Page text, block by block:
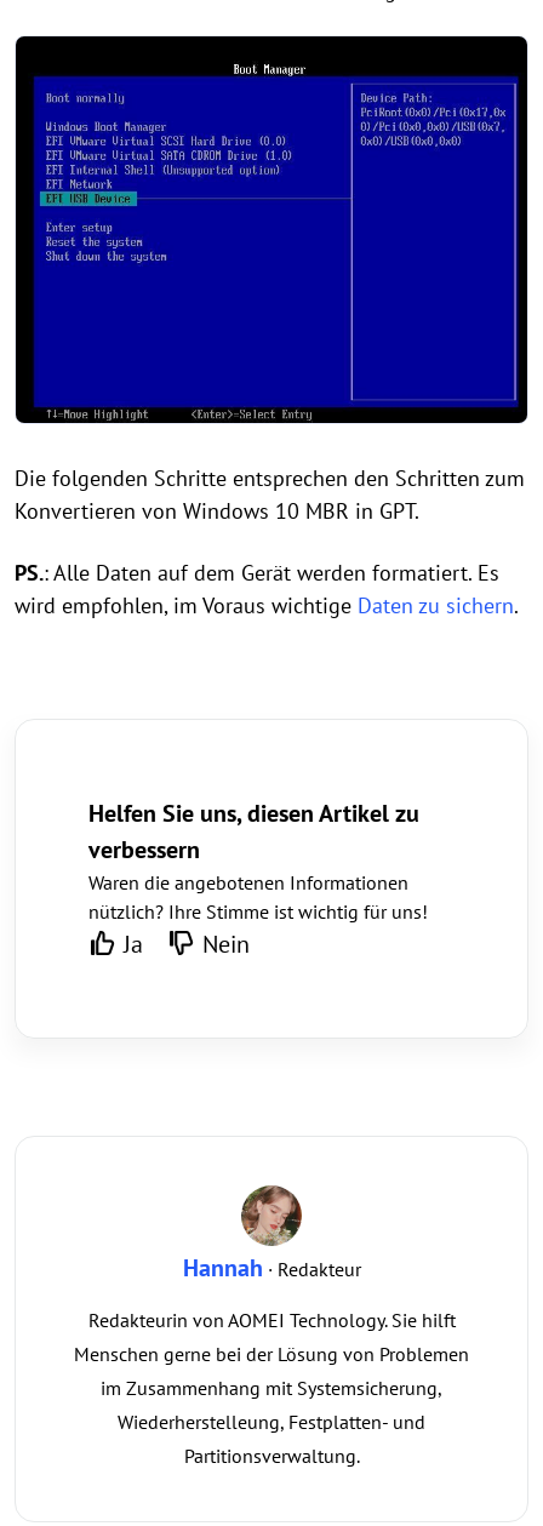
Die folgenden Schritte entsprechen den Schritten zum
Konvertieren von Windows 10 MBR in GPT.
PS.: Alle Daten auf dem Gerät werden formatiert. Es
wird empfohlen, im Voraus wichtige Daten zu sichern.
Helfen Sie uns, diesen Artikel zu
verbessern
Waren die angebotenen Informationen
nützlich? Ihre Stimme ist wichtig für uns!
Ja Nein
Hannah · Redakteur
Redakteurin von AOMEI Technology. Sie hilft
Menschen gerne bei der Lösung von Problemen
im Zusammenhang mit Systemsicherung,
Wiederherstelleung, Festplatten- und
Partitionsverwaltung.